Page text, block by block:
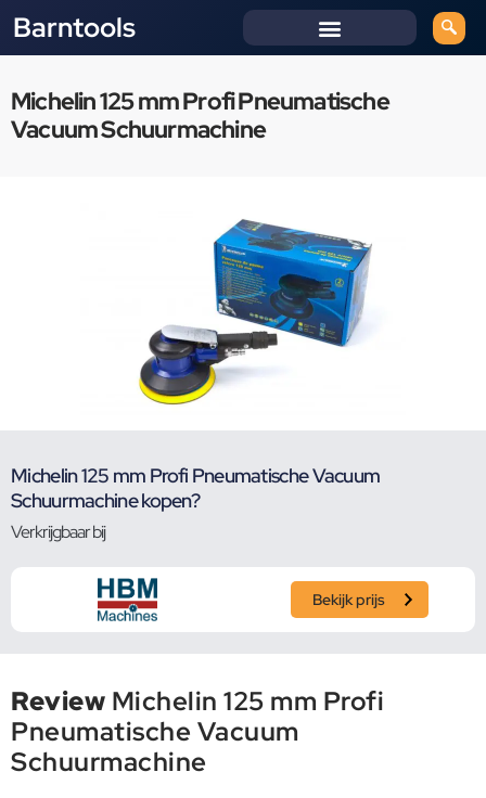
Barntools
Michelin 125 mm Profi Pneumatische
Vacuum Schuurmachine
Michelin 125 mm Profi Pneumatische Vacuum
Schuurmachine kopen?
Verkrijgbaar bij
Bekijk prijs
Review Michelin 125 mm Profi
Pneumatische Vacuum
Schuurmachine